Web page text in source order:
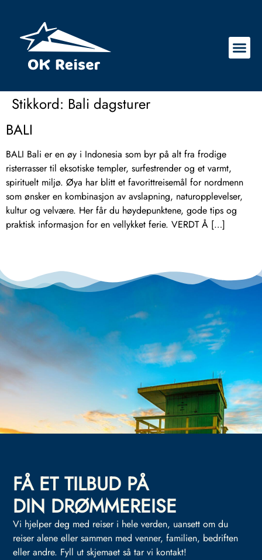
Stikkord: Bali dagsturer
BALI
BALI Bali er en øy i Indonesia som byr på alt fra frodige
risterrasser til eksotiske templer, surfestrender og et varmt,
spirituelt miljø. Øya har blitt et favorittreisemål for nordmenn
som ønsker en kombinasjon av avslapning, naturopplevelser,
kultur og velvære. Her får du høydepunktene, gode tips og
praktisk informasjon for en vellykket ferie. VERDT Å […]
FÅ ET TILBUD PÅ
DIN DRØMMEREISE
Vi hjelper deg med reiser i hele verden, uansett om du
reiser alene eller sammen med venner, familien, bedriften
eller andre. Fyll ut skjemaet så tar vi kontakt!